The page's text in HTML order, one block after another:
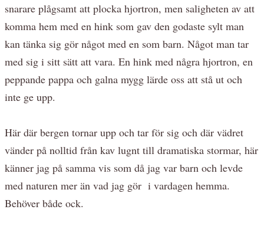
snarare plågsamt att plocka hjortron, men saligheten av att
komma hem med en hink som gav den godaste sylt man
kan tänka sig gör något med en som barn. Något man tar
med sig i sitt sätt att vara. En hink med några hjortron, en
peppande pappa och galna mygg lärde oss att stå ut och
inte ge upp.
Här där bergen tornar upp och tar för sig och där vädret
vänder på nolltid från kav lugnt till dramatiska stormar, här
känner jag på samma vis som då jag var barn och levde
med naturen mer än vad jag gör i vardagen hemma.
Behöver både ock.